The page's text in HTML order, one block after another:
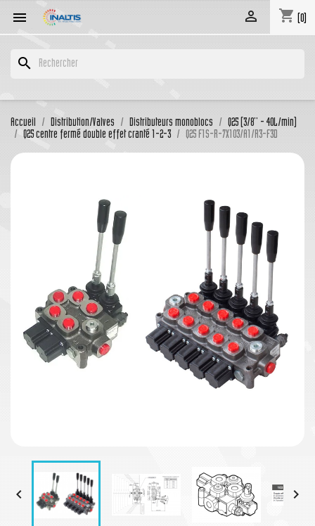
 shopping_cart (0)

search
Accueil Distribution/Valves Distributeurs monoblocs
Q25 (3/8'' - 40L/min)
Q25 centre fermé double effet cranté 1-2-3
Q25 F1S-R-7X103/A1/R3-F3D
 